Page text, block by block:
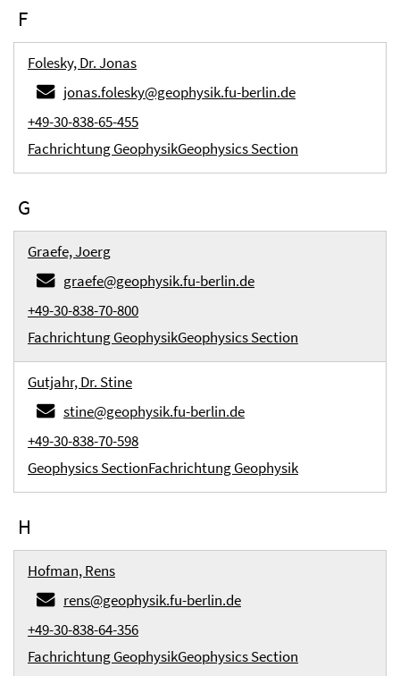
F
Folesky, Dr. Jonas
jonas.folesky@geophysik.fu-berlin.de
+49-30-838-65-455
Fachrichtung GeophysikGeophysics Section
G
Graefe, Joerg
graefe@geophysik.fu-berlin.de
+49-30-838-70-800
Fachrichtung GeophysikGeophysics Section
Gutjahr, Dr. Stine
stine@geophysik.fu-berlin.de
+49-30-838-70-598
Geophysics SectionFachrichtung Geophysik
H
Hofman, Rens
rens@geophysik.fu-berlin.de
+49-30-838-64-356
Fachrichtung GeophysikGeophysics Section